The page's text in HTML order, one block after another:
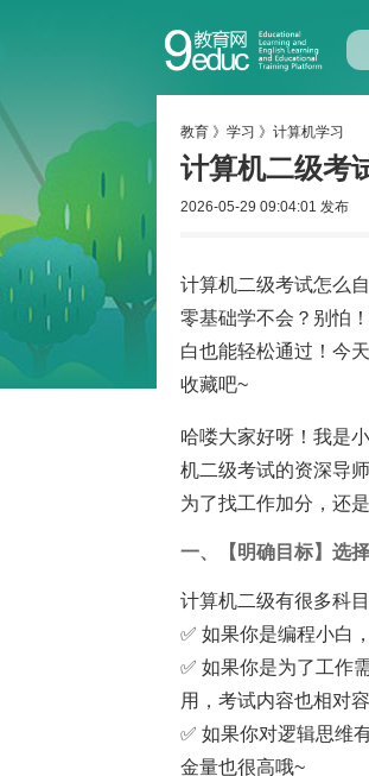
教育 》 学习 》 计算机学习
计算机二级考
2026-05-29 09:04:01 发布
计算机二级考试怎么
零基础学不会？别怕
白也能轻松通过！今
收藏吧~
哈喽大家好呀！我是
机二级考试的资深导
为了找工作加分，还
一、【明确目标】选
计算机二级有很多科
✅ 如果你是编程小白
✅ 如果你是为了工作
用，考试内容也相对容
✅ 如果你对逻辑思维
金量也很高哦~